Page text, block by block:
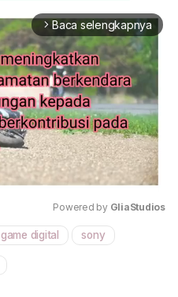
arrow_forward_ios Baca selengkapnya
Mute
Powered by GliaStudios
game digital sony